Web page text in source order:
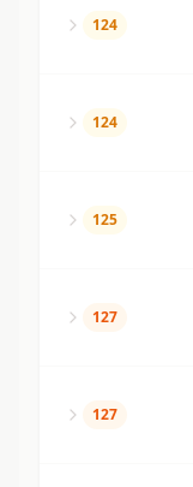
124
124
125
127
127